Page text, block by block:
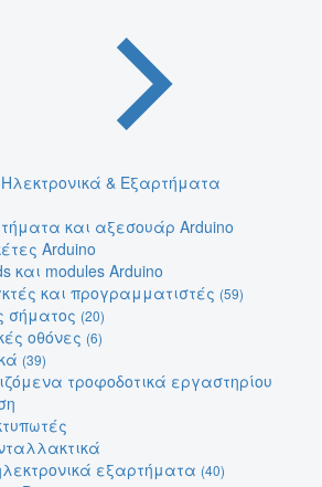
& Εξαρτήματα
και αξεσουάρ Arduino
Arduino
και modules Arduino
και προγραμματιστές (59)
σήματος (20)
οθόνες (6)
(39)
τροφοδοτικά εργαστηρίου
εξαρτήματα (40)